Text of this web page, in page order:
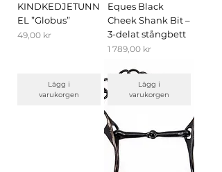
KINDKEDJETUNN
EL ”Globus”
Pris
49,00 kr
Eques Black
Cheek Shank Bit –
3-delat stångbett
Pris
1 789,00 kr
Lägg i
varukorgen
Lägg i
varukorgen